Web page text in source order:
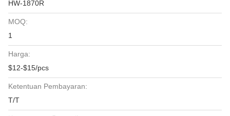
HW-1870R
MOQ:
1
Harga:
$12-$15/pcs
Ketentuan Pembayaran:
T/T